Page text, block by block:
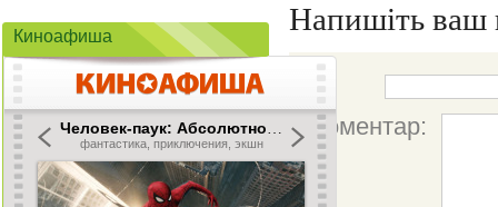
Напишіть ваш
Коментар:
Киноафиша